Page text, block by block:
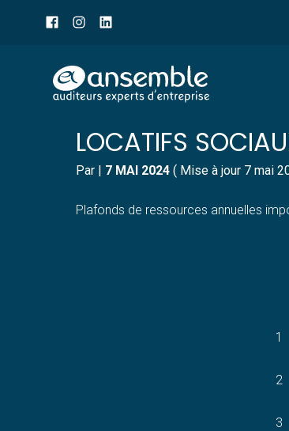
header
Aller
au
PLAFONDS DE
LOCATIFS
Par | 7 MAI 2024( Mise à jour 7 mai
Plafonds de ressources annuelles
1
2
3